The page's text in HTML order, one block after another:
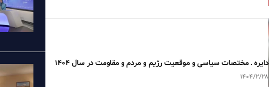
دایره ـ مختصات سیاسی و موقعیت رژیم و مردم و مقاومت در سال ۱۴۰۴
۱۴۰۴/۲/۲۸